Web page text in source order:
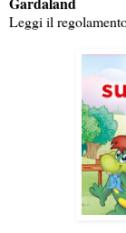
Leggi il